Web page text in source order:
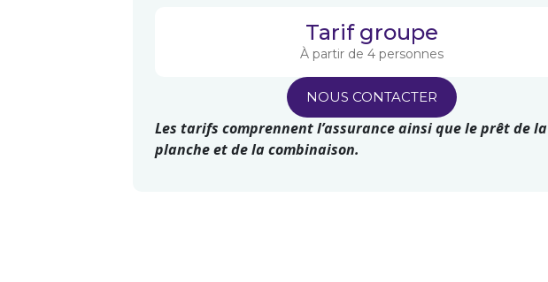
Tarif groupe
À partir de 4 personnes
NOUS CONTACTER
Les tarifs comprennent l’assurance ainsi que le prêt de la
planche et de la combinaison.